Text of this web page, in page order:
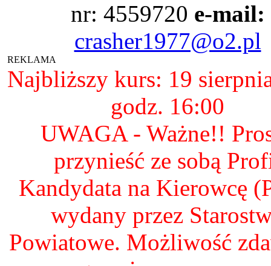
nr: 4559720 e-mail:
crasher1977@o2.pl
REKLAMA
Najbliższy kurs: 19
godz. 16:00
UWAGA - Ważne!!
przynieść ze sobą
Kandydata na Kierowcę
wydany przez
Powiatowe. Możliwość